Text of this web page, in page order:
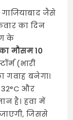
जैसे
का दिन
के
मौसम 10
(भारी
गवाह बनेगा।
और
है। हवा में
जिससे